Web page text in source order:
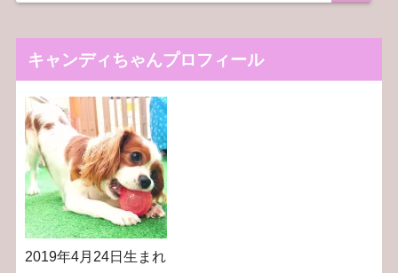
キャンディちゃんプロフィール
2019年4月24日生まれ